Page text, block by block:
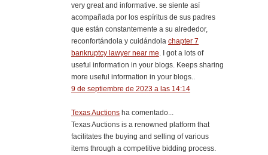
very great and informative. se siente así
acompañada por los espíritus de sus padres
que están constantemente a su alrededor,
reconfortándola y cuidándola chapter 7
bankruptcy lawyer near me . I got a lots of
useful information in your blogs. Keeps sharing
more useful information in your blogs..
9 de septiembre de 2023 a las 14:14
Texas Auctions ha comentado...
Texas Auctions is a renowned platform that
facilitates the buying and selling of various
items through a competitive bidding process.